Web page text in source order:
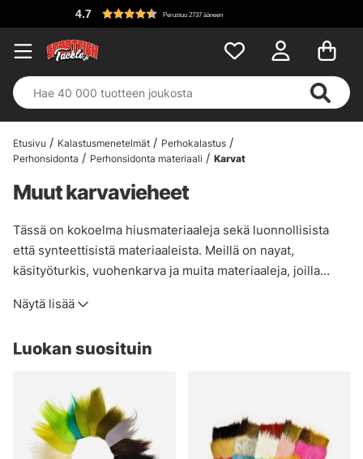
Perustuu 2737 ääneen
Etusivu Kalastusmenetelmät
Perhokalastus
Perhonsidonta
Perhonsidonta materiaali Karvat
Muut karvavieheet
Tässä on kokoelma hiusmateriaaleja sekä luonnollisista
että synteettisistä materiaaleista. Meillä on nayat,
käsityöturkis, vuohenkarva ja muita materiaaleja, joilla
kokeilla hiuksia uusilla tekstuureilla ja pituuksilla, meillä on
Näytä lisää
Luokan suosituin